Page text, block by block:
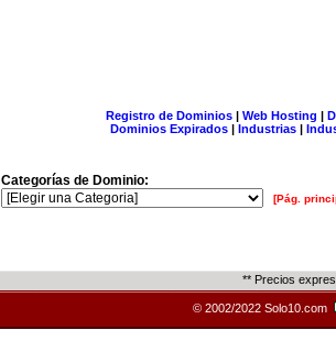
Registro de Dominios| Web Hosting |
Dominios Expirados | Industrias |
Categorías de Dominio:
[Pág.
** Precios
© 2002/2022 Solo10.com